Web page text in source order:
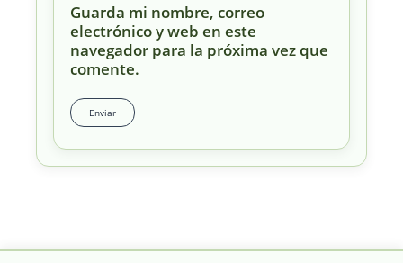
Guarda mi nombre, correo
electrónico y web en este
navegador para la próxima vez que
comente.